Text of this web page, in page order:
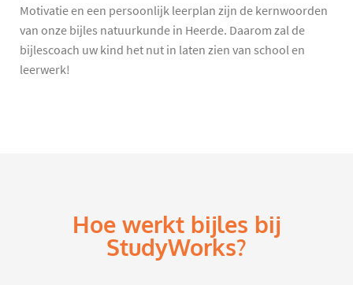
Motivatie en een persoonlijk leerplan zijn de kernwoorden
van onze bijles natuurkunde in Heerde. Daarom zal de
bijlescoach uw kind het nut in laten zien van school en
leerwerk!
Hoe werkt bijles bij
StudyWorks?